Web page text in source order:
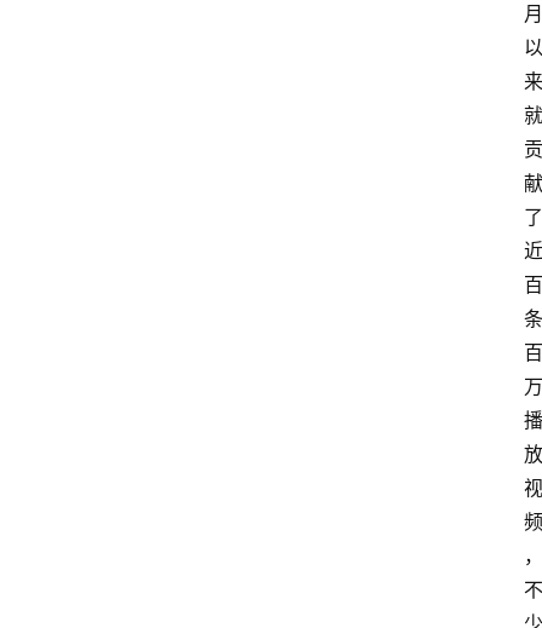
月
以
来
就
贡
献
了
近
百
条
百
万
播
放
视
频
，
不
少